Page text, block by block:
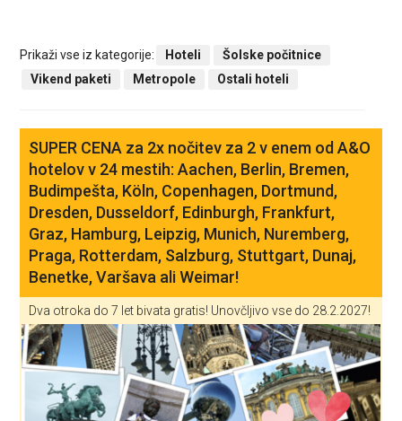
Prikaži vse iz kategorije: Hoteli
Šolske počitnice
Vikend paketi
Metropole Ostali hoteli
SUPER CENA za 2x nočitev za 2 v enem od A&O
hotelov v 24 mestih: Aachen, Berlin, Bremen,
Budimpešta, Köln, Copenhagen, Dortmund,
Dresden, Dusseldorf, Edinburgh, Frankfurt,
Graz, Hamburg, Leipzig, Munich, Nuremberg,
Praga, Rotterdam, Salzburg, Stuttgart, Dunaj,
Benetke, Varšava ali Weimar!
Dva otroka do 7 let bivata gratis! Unovčljivo vse do 28.2.2027!